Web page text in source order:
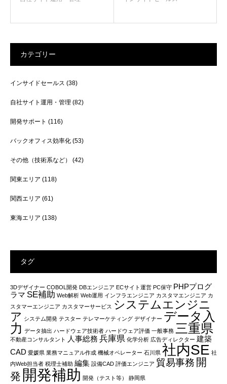
カテゴリー
インサイドセールス (38)
自社サイト運用・管理 (82)
開発サポート (116)
バックオフィス効率化 (53)
その他（技術系など） (42)
関東エリア (118)
関西エリア (61)
東海エリア (138)
タグ
3Dデザイナー COBOL開発 DBエンジニア ECサイト運営 PC保守 PHPプログ
ラマ SE補助 Web解析 Web運用 インフラエンジニア カスタマエンジニア カ
スタマーエンジニア カスタマーサービス システムエンジニ
ア システム開発 テスター テレマーケティング デザイナー データ入
力 データ抽出 ハードウェア技術者 ハードウェア評価 一般事務 三重県
不動産コンサルタント 人事総務 兵庫県 化学分析 広告ディレクター 建築
CAD 愛媛県 業務マニュアル作成 機械オペレーター 石川県 社内SE 社
内Web担当者 税理士補助 編集 設備CAD 評価エンジニア 貿易事務 開
発 開発補助 開発（テスト等） 静岡県